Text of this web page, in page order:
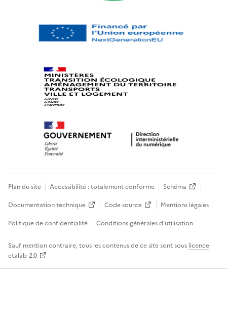
Plan du site Accessibilité : totalement conforme
Schéma
Documentation technique
Code source
Mentions légales
Politique de confidentialité
Conditions générales d’utilisation
Sauf mention contraire, tous les contenus de ce site sont sous licence
etalab-2.0